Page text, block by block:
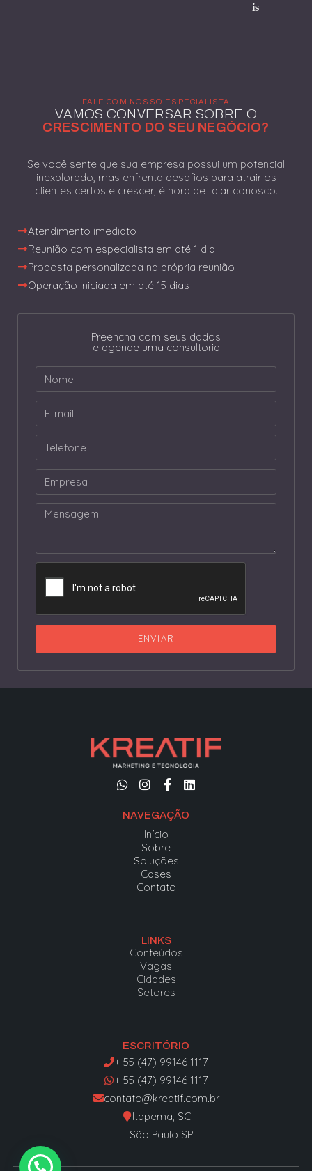
is
FALE COM NOSSO ESPECIALISTA
VAMOS CONVERSAR SOBRE O
CRESCIMENTO DO SEU NEGÓCIO?
Se você sente que sua empresa possui um potencial
inexplorado, mas enfrenta desafios para atrair os
clientes certos e crescer, é hora de falar conosco.
Atendimento imediato
Reunião com especialista em até 1 dia
Proposta personalizada na própria reunião
Operação iniciada em até 15 dias
Preencha com seus dados
e agende uma consultoria
ENVIAR
NAVEGAÇÃO
Início
Sobre
Soluções
Cases
Contato
LINKS
Conteúdos
Vagas
Cidades
Setores
ESCRITÓRIO
+ 55 (47) 99146 1117
+ 55 (47) 99146 1117
contato@kreatif.com.br
Itapema, SC
São Paulo SP